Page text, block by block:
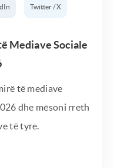
Twitter / X
Mediave Sociale
të mediave
dhe mësoni rreth
të tyre.